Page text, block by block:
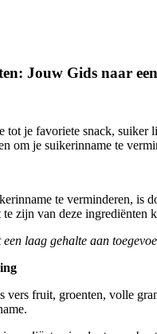
Jouw Gids naar
je favoriete snack, suiker
om je suikerinname te
te verminderen,
zijn van deze ingrediënten
laag gehalte aan
vers fruit, groenten, volle